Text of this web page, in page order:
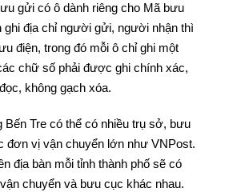
gửi có ô dành riêng cho Mã bưu
ghi địa chỉ người gửi, người nhận thì
điện, trong đó mỗi ô chỉ ghi một
chữ số phải được ghi chính xác,
không gạch xóa.
Bến Tre có thể có nhiều trụ sở, bưu
đơn vị vận chuyển lớn như VNPost.
địa bàn mỗi tỉnh thành phố sẽ có
chuyển và bưu cục khác nhau.